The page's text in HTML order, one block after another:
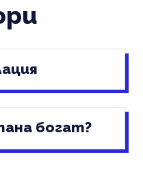
богат?